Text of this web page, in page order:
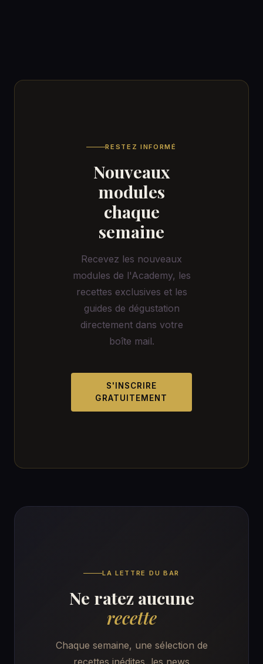
RESTEZ INFORMÉ
Nouveaux
modules
chaque
semaine
Recevez les nouveaux
modules de l'Academy, les
recettes exclusives et les
guides de dégustation
directement dans votre
boîte mail.
S'INSCRIRE
GRATUITEMENT
LA LETTRE DU BAR
Ne ratez aucune
recette
Chaque semaine, une sélection de
recettes inédites, les news